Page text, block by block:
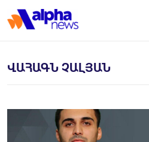
ՎԱՀԱԳՆ ՉԱԼՅԱՆ